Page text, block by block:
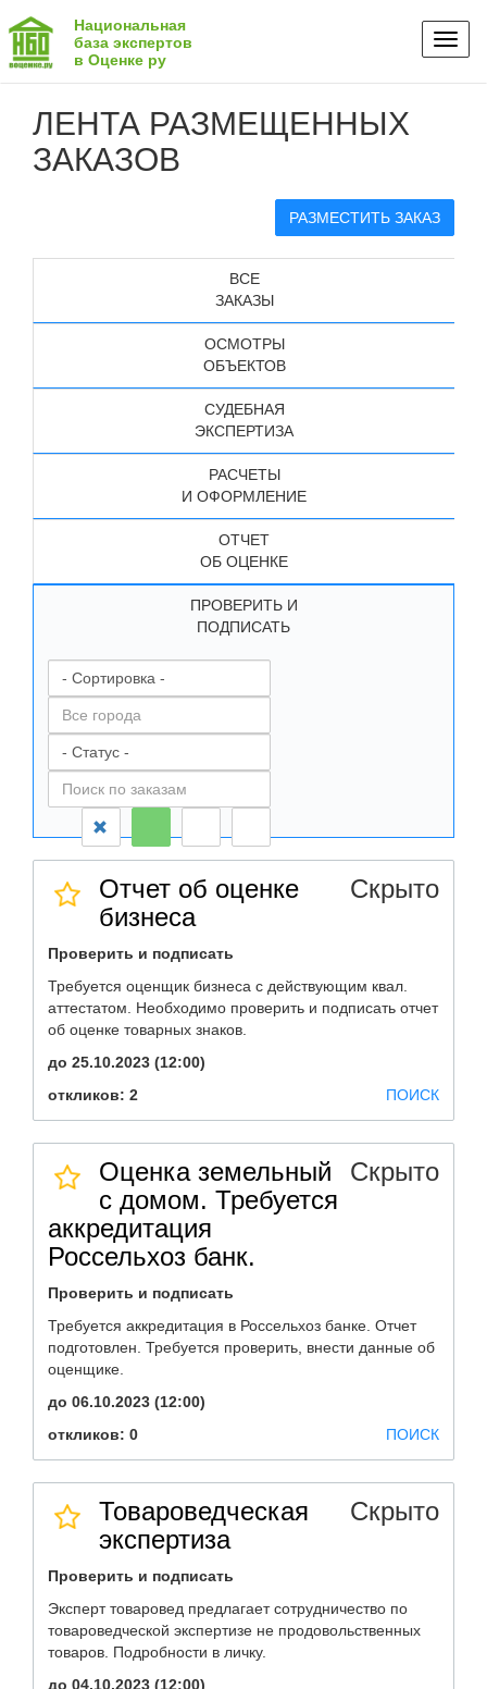
Национальная
база экспертов
в Оценке ру
ЛЕНТА РАЗМЕЩЕННЫХ
ЗАКАЗОВ
РАЗМЕСТИТЬ ЗАКАЗ
ВСЕ
ЗАКАЗЫ
ОСМОТРЫ
ОБЪЕКТОВ
СУДЕБНАЯ
ЭКСПЕРТИЗА
РАСЧЕТЫ
И ОФОРМЛЕНИЕ
ОТЧЕТ
ОБ ОЦЕНКЕ
ПРОВЕРИТЬ И
ПОДПИСАТЬ
Отчет об оценке
бизнеса
Скрыто
Проверить и подписать
Требуется оценщик бизнеса с действующим квал.
аттестатом. Необходимо проверить и подписать отчет
об оценке товарных знаков.
до 25.10.2023 (12:00)
откликов: 2
ПОИСК
Оценка земельный
с домом. Требуется
аккредитация
Россельхоз банк.
Скрыто
Проверить и подписать
Требуется аккредитация в Россельхоз банке. Отчет
подготовлен. Требуется проверить, внести данные об
оценщике.
до 06.10.2023 (12:00)
откликов: 0
ПОИСК
Товароведческая
экспертиза
Скрыто
Проверить и подписать
Эксперт товаровед предлагает сотрудничество по
товароведческой экспертизе не продовольственных
товаров. Подробности в личку.
до 04.10.2023 (12:00)